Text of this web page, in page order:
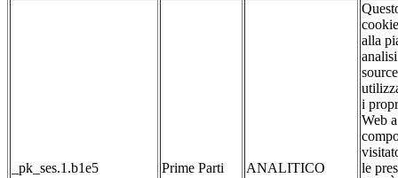
_pk_ses.1.b1e5 Prime Parti ANALITICO
alla
i
Web
le